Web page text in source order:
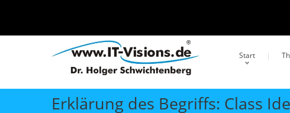
Start
Erklärung des Begriffs: Class